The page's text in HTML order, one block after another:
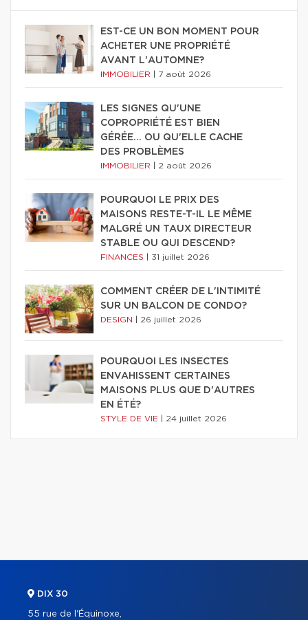
EST-CE UN BON MOMENT POUR
ACHETER UNE PROPRIÉTÉ
AVANT L'AUTOMNE?
IMMOBILIER 7 août 2026
LES SIGNES QU'UNE
COPROPRIÉTÉ EST BIEN
GÉRÉE… OU QU'ELLE CACHE
DES PROBLÈMES
IMMOBILIER 2 août 2026
POURQUOI LE PRIX DES
MAISONS RESTE-T-IL LE MÊME
MALGRÉ UN TAUX DIRECTEUR
STABLE OU QUI DESCEND?
FINANCES 31 juillet 2026
COMMENT CRÉER DE L'INTIMITÉ
SUR UN BALCON DE CONDO?
DESIGN 26 juillet 2026
POURQUOI LES INSECTES
ENVAHISSENT CERTAINES
MAISONS PLUS QUE D'AUTRES
EN ÉTÉ?
STYLE DE VIE 24 juillet 2026
DIX 30
55 rue de l'Équinoxe,